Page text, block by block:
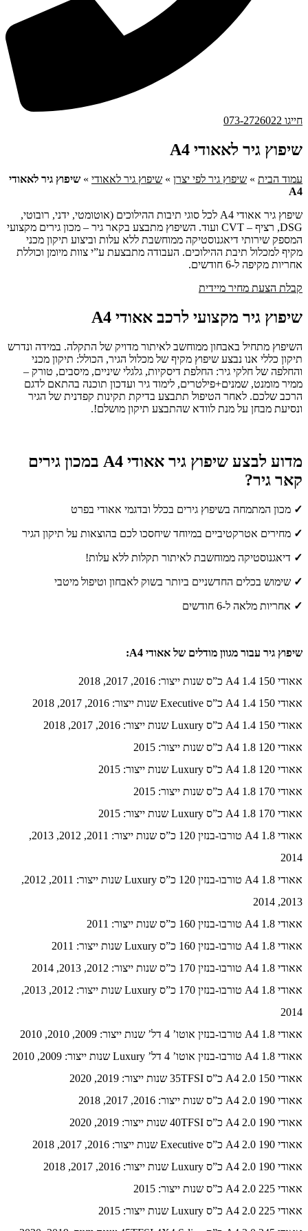
חייגו 073-2726022
שיפוץ גיר לאאודי A4
עמוד הבית » שיפוץ גיר לפי יצרן » שיפוץ גיר לאאודי » שיפוץ גיר לאאודי
A4
שיפוץ גיר אאודי A4 לכל סוגי תיבות ההילוכים (אוטומטי, ידני, רובוטי,
DSG, רציף – CVT ועוד. השיפוץ מתבצע בקאר גיר – מכון גירים מקצועי
המספק שירותי דיאגנוסטיקה ממוחשבת ללא עלות וביצוע תיקון מכני
מקיף למכלול תיבת ההילוכים. העבודה מתבצעת ע”י צוות מיומן וכוללת
אחריות מקיפה ל-6 חודשים.
קבלת הצעת מחיר מיידית
שיפוץ גיר מקצועי לרכב אאודי A4
השיפוץ מתחיל באבחון ממוחשב לאיתור מדויק של התקלה. במידה ונדרש
תיקון כללי אנו נבצע שיפוץ מקיף של מכלול הגיר, הכולל: תיקון מכני
והחלפה של חלקי גיר: החלפת דיסקיות, גלגלי שיניים, מיסבים, טורק –
ממיר מומנט, שמנים+פילטרים, לימוד גיר ועדכון תוכנה בהתאם לדגם
הרכב שלכם. לאחר הטיפול תתבצע בדיקת תקינות קפדנית של הגיר
ונסיעת מבחן על מנת לוודא שהתבצע תיקון מושלם!.
מדוע לבצע שיפוץ גיר אאודי A4 במכון גירים
קאר גיר?
✓ מכון המתמחה בשיפוץ גירים בכלל ובדגמי אאודי בפרט
✓ מחירים אטרקטיביים במיוחד שיחסכו לכם בהוצאות על תיקון הגיר
✓ דיאגנוסטיקה ממוחשבת לאיתור תקלות ללא עלות!
✓ שימוש בכלים החדשניים ביותר בשוק לאבחון וטיפול מיטבי
✓ אחריות מלאה ל-6 חודשים
שיפוץ גיר עבור מגוון מודלים של אאודי A4:
אאודי A4 1.4 150 כ”ס שנות ייצור: 2016, 2017, 2018
אאודי A4 1.4 150 כ”ס Executive שנות ייצור: 2016, 2017, 2018
אאודי A4 1.4 150 כ”ס Luxury שנות ייצור: 2016, 2017, 2018
אאודי A4 1.8 120 כ”ס שנות ייצור: 2015
אאודי A4 1.8 120 כ”ס Luxury שנות ייצור: 2015
אאודי A4 1.8 170 כ”ס שנות ייצור: 2015
אאודי A4 1.8 170 כ”ס Luxury שנות ייצור: 2015
אאודי A4 1.8 טורבו-בנזין 120 כ”ס שנות ייצור: 2011, 2012, 2013,
2014
אאודי A4 1.8 טורבו-בנזין 120 כ”ס Luxury שנות ייצור: 2011, 2012,
2013, 2014
אאודי A4 1.8 טורבו-בנזין 160 כ”ס שנות ייצור: 2011
אאודי A4 1.8 טורבו-בנזין 160 כ”ס Luxury שנות ייצור: 2011
אאודי A4 1.8 טורבו-בנזין 170 כ”ס שנות ייצור: 2012, 2013, 2014
אאודי A4 1.8 טורבו-בנזין 170 כ”ס Luxury שנות ייצור: 2012, 2013,
2014
אאודי A4 1.8 טורבו-בנזין אוטו’ 4 דל’ שנות ייצור: 2009, 2010, 2010
אאודי A4 1.8 טורבו-בנזין אוטו’ 4 דל’ Luxury שנות ייצור: 2009, 2010
אאודי A4 2.0 150 כ”ס 35TFSI שנות ייצור: 2019, 2020
אאודי A4 2.0 190 כ”ס שנות ייצור: 2016, 2017, 2018
אאודי A4 2.0 190 כ”ס 40TFSI שנות ייצור: 2019, 2020
אאודי A4 2.0 190 כ”ס Executive שנות ייצור: 2016, 2017, 2018
אאודי A4 2.0 190 כ”ס Luxury שנות ייצור: 2016, 2017, 2018
אאודי A4 2.0 225 כ”ס שנות ייצור: 2015
אאודי A4 2.0 225 כ”ס Luxury שנות ייצור: 2015